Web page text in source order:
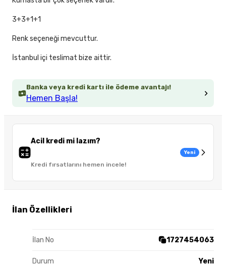
Banka veya kredi kartı ile ödeme avantajı!
Hemen Başla!
Acil kredi mi lazım?
Kredi fırsatlarını hemen incele!
Yeni
İlan Özellikleri
İlan No 1727454063
Durum Yeni
3+3+1+1
Renk seçeneği mevcuttur.
İstanbul içi teslimat bize aittir.